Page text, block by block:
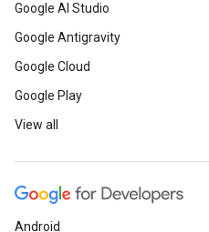
Google AI Studio
Google Antigravity
Google Cloud
Google Play
View all
Android